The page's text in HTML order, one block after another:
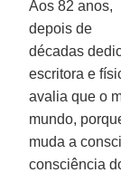
Aos 82 anos,
depois de
décadas
escritora e
avalia que o
mundo,
muda a
consciência